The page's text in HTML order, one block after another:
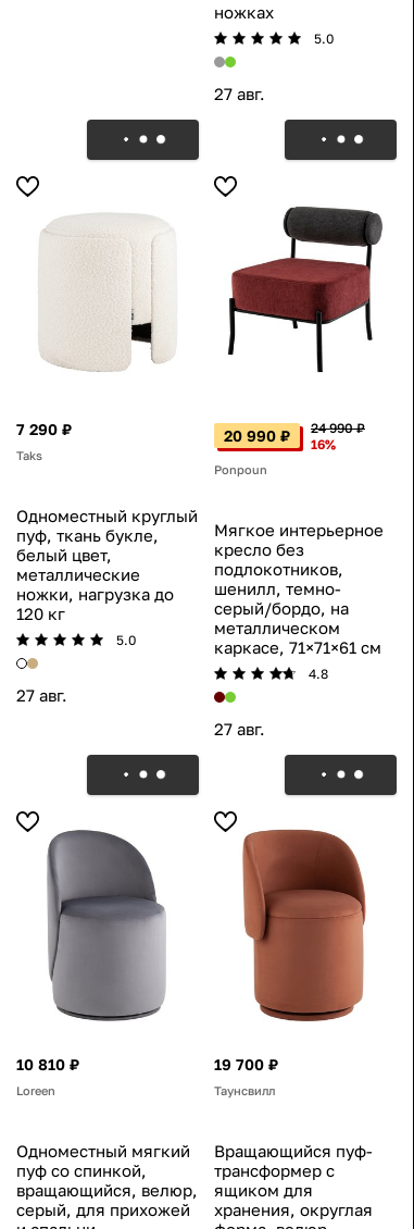
ножках
5.0
27 авг.
7 290 ₽
Taks
Одноместный круглый
пуф, ткань букле,
белый цвет,
металлические
ножки, нагрузка до
120 кг
5.0
27 авг.
20 990 ₽
24 990 ₽
16%
Ponpoun
Мягкое интерьерное
кресло без
подлокотников,
шенилл, темно-
серый/бордо, на
металлическом
каркасе, 71×71×61 см
4.8
27 авг.
10 810 ₽
Loreen
Одноместный мягкий
пуф со спинкой,
вращающийся, велюр,
серый, для прихожей
19 700 ₽
Таунсвилл
Вращающийся пуф-
трансформер с
ящиком для
хранения, округлая